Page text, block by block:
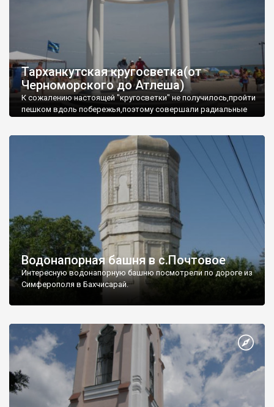
Тарханкутская кругосветка(от
Черноморского до Атлеша)
К сожалению настоящей "кругосветки" не получилось,пройти
пешком вдоль побережья,поэтому совершали радиальные
Водонапорная башня в с.Почтовое
Интересную водонапорную башню посмотрели по дороге из
Симферополя в Бахчисарай.